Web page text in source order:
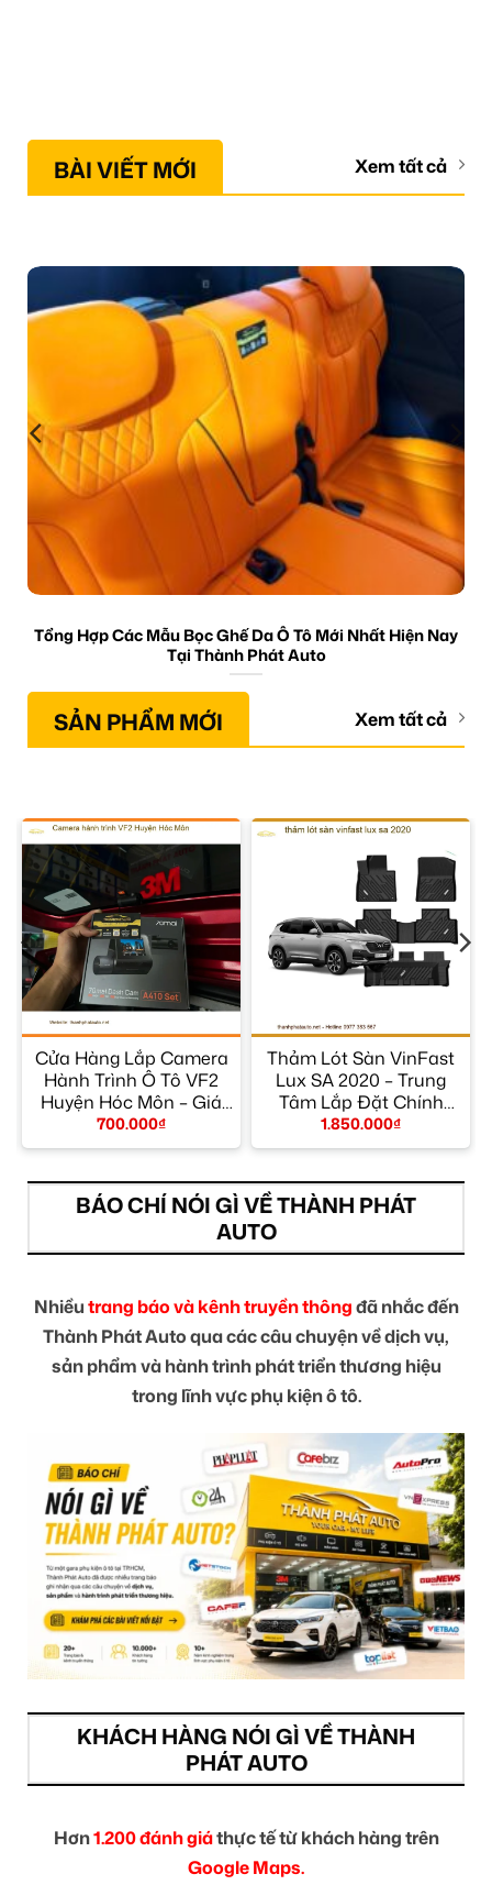
BÀI VIẾT MỚI Xem tất cả
Tổng Hợp Các Mẫu Bọc Ghế Da Ô Tô Mới Nhất Hiện Nay
Tại Thành Phát Auto
SẢN PHẨM MỚI Xem tất cả
Cửa Hàng Lắp Camera
Hành Trình Ô Tô VF2
Huyện Hóc Môn – Giá
Tốt TPHCM
700.000₫
Thảm Lót Sàn VinFast
Lux SA 2020 – Trung
Tâm Lắp Đặt Chính
Hãng TPHCM
1.850.000₫
BÁO CHÍ NÓI GÌ VỀ THÀNH PHÁT
AUTO
Nhiềutrang báo và kênh truyền thôngđã nhắc đến
Thành Phát Auto qua các câu chuyện về dịch vụ,
sản phẩm và hành trình phát triển thương hiệu
trong lĩnh vực phụ kiện ô tô.
KHÁCH HÀNG NÓI GÌ VỀ THÀNH
PHÁT AUTO
Hơn1.200 đánh giáthực tế từ khách hàng trên
Google Maps.